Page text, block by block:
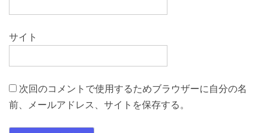
サイト
次回のコメントで使用するためブラウザーに自分の名
前、メールアドレス、サイトを保存する。